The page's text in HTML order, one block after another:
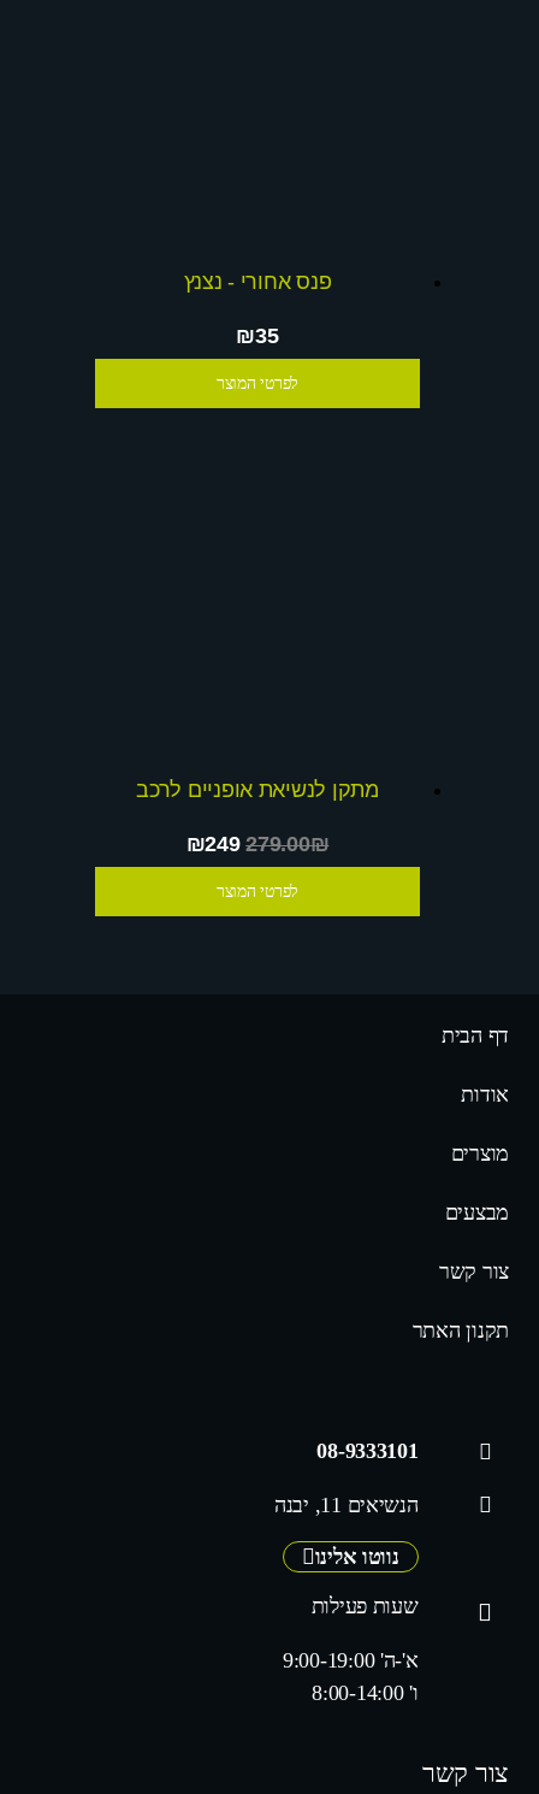
פנס אחורי - נצנץ
₪35
לפרטי המוצר
מתקן לנשיאת אופניים לרכב
₪249279.00₪
לפרטי המוצר
דף הבית
אודות
מוצרים
מבצעים
צור קשר
תקנון האתר
08-9333101
הנשיאים 11, יבנה
נווטו אלינו
שעות פעילות
א'-ה' 9:00-19:00
ו' 8:00-14:00
צור קשר